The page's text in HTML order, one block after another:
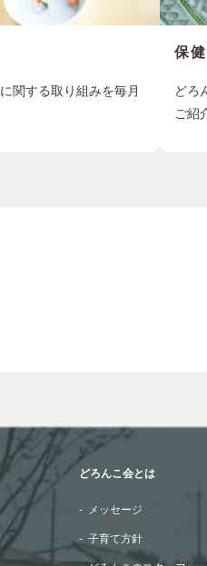
関する取り組みを毎月
保
どろ
ご紹
are available use up and
どろんこ会とは
メッセージ
子育て方針